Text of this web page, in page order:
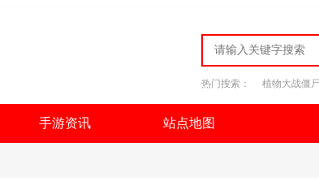
热门搜索： 植物大战僵
手游资讯 站点地图